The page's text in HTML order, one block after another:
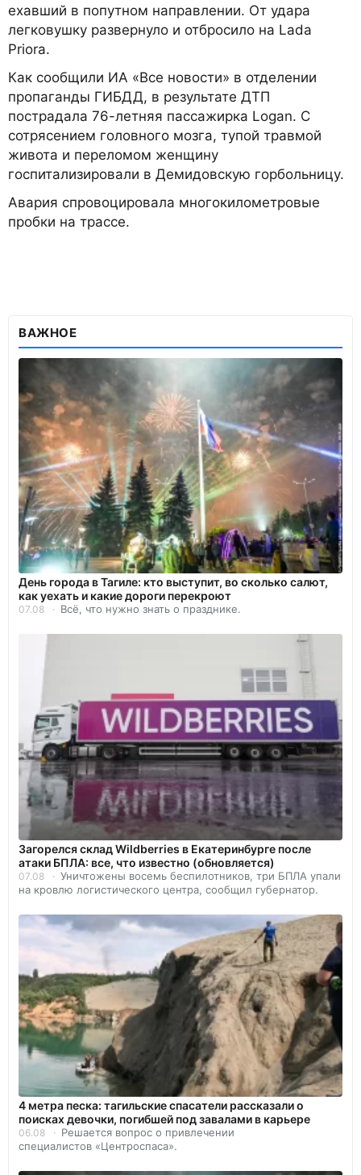
ехавший в попутном направлении. От удара
легковушку развернуло и отбросило на Lada
Priora.
Как сообщили ИА «Все новости» в отделении
пропаганды ГИБДД, в результате ДТП
пострадала 76-летняя пассажирка Logan. C
сотрясением головного мозга, тупой травмой
живота и переломом женщину
госпитализировали в Демидовскую горбольницу.
Авария спровоцировала многокилометровые
пробки на трассе.
ВАЖНОЕ
День города в Тагиле: кто выступит, во сколько салют,
как уехать и какие дороги перекроют
07.08 Всё, что нужно знать о празднике.
Загорелся склад Wildberries в Екатеринбурге после
атаки БПЛА: все, что известно (обновляется)
07.08
Уничтожены восемь беспилотников, три БПЛА упали
на кровлю логистического центра, сообщил губернатор.
4 метра песка: тагильские спасатели рассказали о
поисках девочки, погибшей под завалами в карьере
06.08
Решается вопрос о привлечении
специалистов «Центроспаса».